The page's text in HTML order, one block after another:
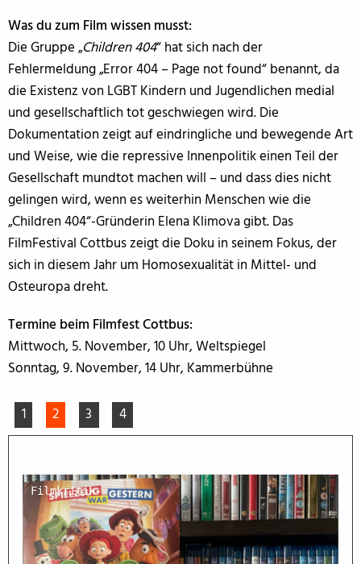
Was du zum Film wissen musst:
Die Gruppe „Children 404“ hat sich nach der
Fehlermeldung „Error 404 – Page not found“ benannt, da
die Existenz von LGBT Kindern und Jugendlichen medial
und gesellschaftlich tot geschwiegen wird. Die
Dokumentation zeigt auf eindringliche und bewegende Art
und Weise, wie die repressive Innenpolitik einen Teil der
Gesellschaft mundtot machen will – und dass dies nicht
gelingen wird, wenn es weiterhin Menschen wie die
„Children 404“-Gründerin Elena Klimova gibt. Das
FilmFestival Cottbus zeigt die Doku in seinem Fokus, der
sich in diesem Jahr um Homosexualität in Mittel- und
Osteuropa dreht.
Termine beim Filmfest Cottbus:
Mittwoch, 5. November, 10 Uhr, Weltspiegel
Sonntag, 9. November, 14 Uhr, Kammerbühne
1 2 3 4
Filmkritik